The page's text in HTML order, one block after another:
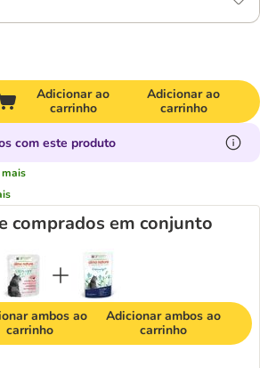
Adicionar ao
carrinho
Adicionar ao
carrinho
com este produto
mais
comprados em conjunto
ambos ao
carrinho
Adicionar ambos ao
carrinho